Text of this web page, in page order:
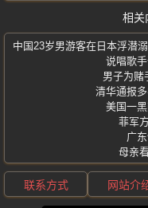
相关
中国23岁男游客在日本浮潜
说唱歌
男子为赌
清华通报
美国一
菲军
广
母亲
联系方式 网站介